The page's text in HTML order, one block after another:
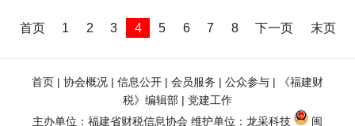
首页 1 2 3 4 5 6 7 8 下一页 末页
首页 | 协会概况 | 信息公开 | 会员服务 | 公众参与 |
《福建财
税》编辑部 | 党建工作
主办单位：福建省财税信息协会 维护单位： 龙采科技 闽